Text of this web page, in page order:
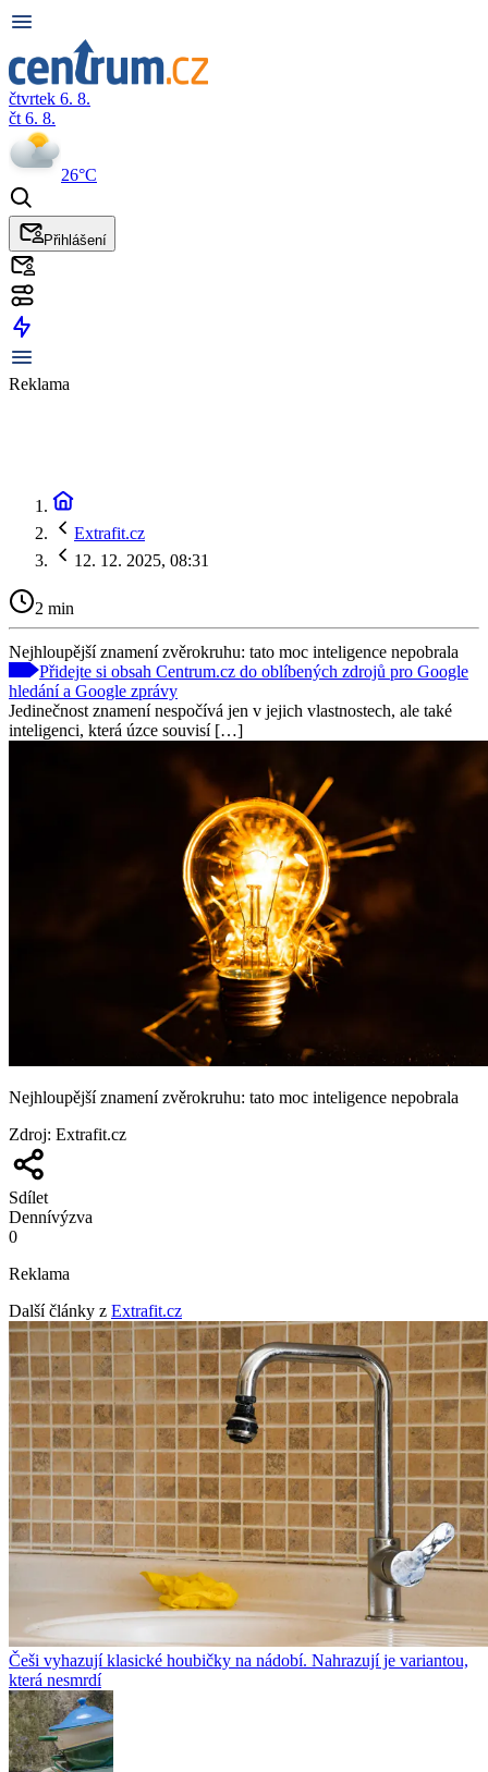
čtvrtek 6. 8.
čt 6. 8.
26°C
Přihlášení
Reklama
Extrafit.cz
12. 12. 2025, 08:31
2 min
Nejhloupější znamení zvěrokruhu: tato moc inteligence nepobrala
Přidejte si obsah Centrum.cz do oblíbených zdrojů pro Google
hledání a Google zprávy
Jedinečnost znamení nespočívá jen v jejich vlastnostech, ale také
inteligenci, která úzce souvisí […]
Nejhloupější znamení zvěrokruhu: tato moc inteligence nepobrala
Zdroj: Extrafit.cz
Sdílet
Dennívýzva
0
Reklama
Další články z Extrafit.cz
Češi vyhazují klasické houbičky na nádobí. Nahrazují je variantou,
která nesmrdí